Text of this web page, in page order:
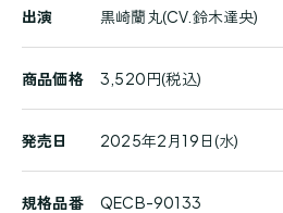
品
詳
細
出演 黒崎蘭丸(CV.鈴木達央)
商品価格 3,520円(税込)
発売日 2025年2月19日(水)
規格品番 QECB-90133